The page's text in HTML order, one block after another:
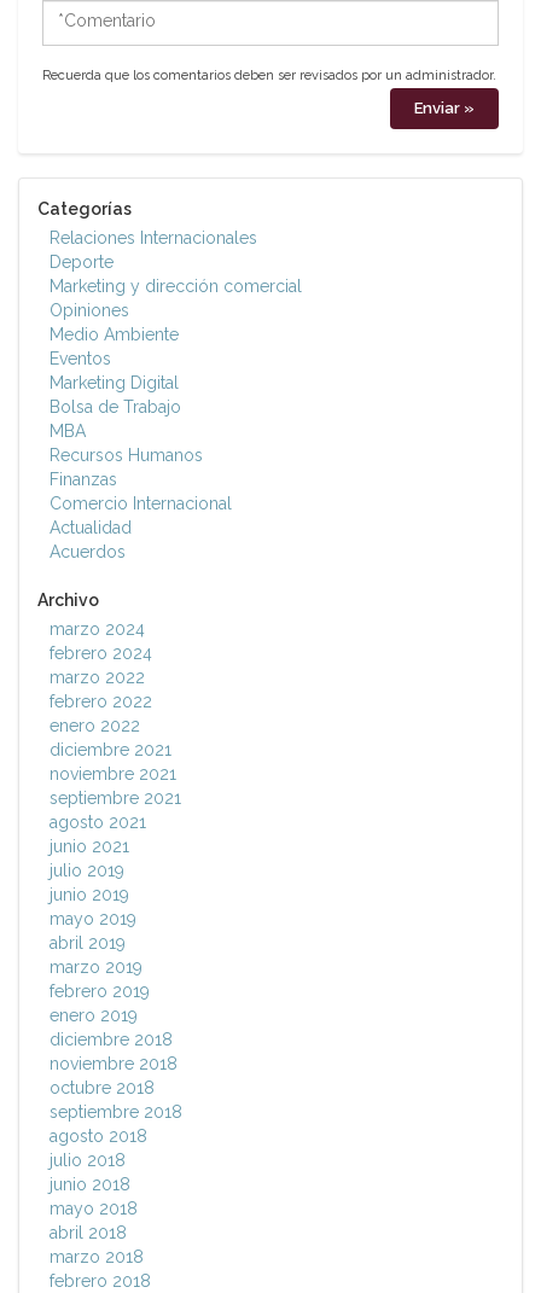
*Comentario
Recuerda que los comentarios deben ser revisados por un administrador.
Categorías
Relaciones Internacionales
Deporte
Marketing y dirección comercial
Opiniones
Medio Ambiente
Eventos
Marketing Digital
Bolsa de Trabajo
MBA
Recursos Humanos
Finanzas
Comercio Internacional
Actualidad
Acuerdos
Archivo
marzo 2024
febrero 2024
marzo 2022
febrero 2022
enero 2022
diciembre 2021
noviembre 2021
septiembre 2021
agosto 2021
junio 2021
julio 2019
junio 2019
mayo 2019
abril 2019
marzo 2019
febrero 2019
enero 2019
diciembre 2018
noviembre 2018
octubre 2018
septiembre 2018
agosto 2018
julio 2018
junio 2018
mayo 2018
abril 2018
marzo 2018
febrero 2018